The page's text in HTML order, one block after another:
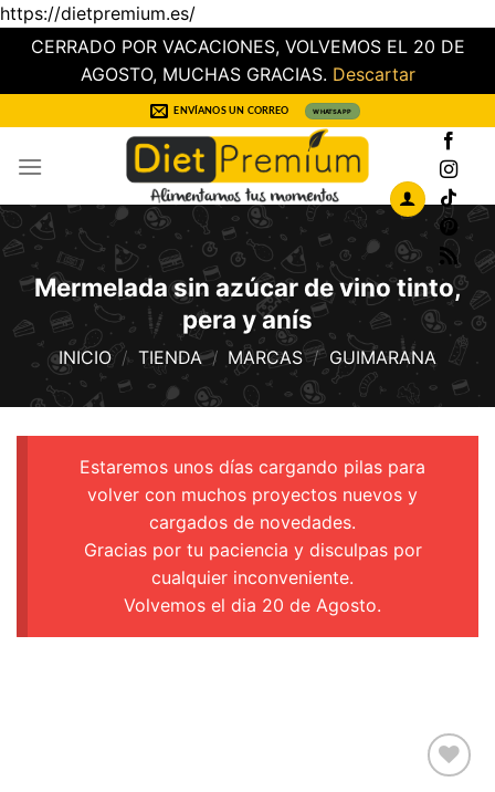
https://dietpremium.es/
CERRADO POR VACACIONES, VOLVEMOS EL 20 DE
AGOSTO, MUCHAS GRACIAS. Descartar
al
contenido
ENVÍANOS UN CORREO WHATSAPP
Mermelada sin azúcar de vino tinto,
pera y anís
INICIO / TIENDA / MARCAS / GUIMARANA
Estaremos unos días cargando pilas para
volver con muchos proyectos nuevos y
cargados de novedades.
Gracias por tu paciencia y disculpas por
cualquier inconveniente.
Volvemos el dia 20 de Agosto.